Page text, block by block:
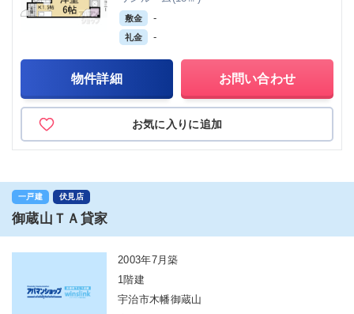
敷金 -
礼金 -
物件詳細 お問い合わせ
お気に入りに追加
一戸建 伏見店
御蔵山ＴＡ貸家
2003年7月築
1階建
宇治市木幡御蔵山